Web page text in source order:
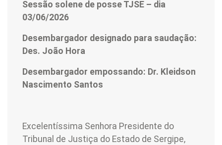
Sessão solene de posse TJSE – dia
03/06/2026
Desembargador designado para saudação:
Des. João Hora
Desembargador empossando: Dr. Kleidson
Nascimento Santos
Excelentíssima Senhora Presidente do
Tribunal de Justiça do Estado de Sergipe,